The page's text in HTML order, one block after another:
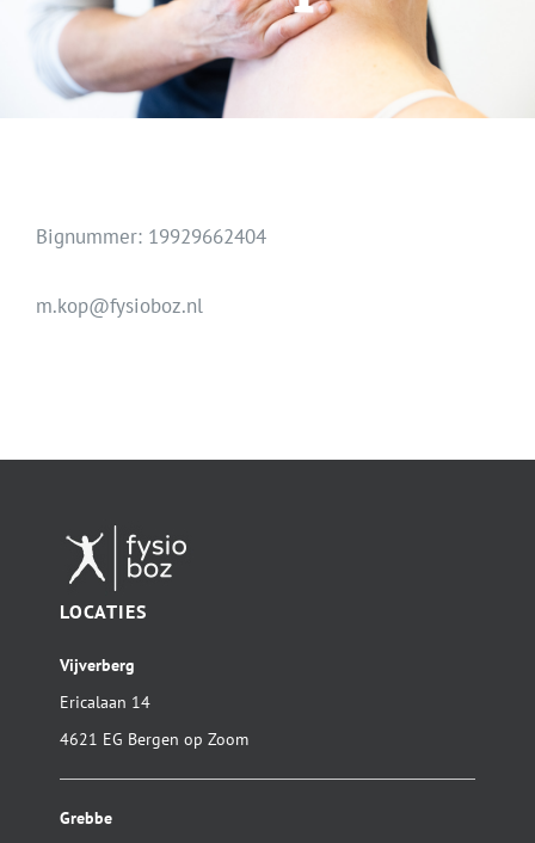
Nieuws
Bignummer: 19929662404
m.kop@fysioboz.nl
LOCATIES
Vijverberg
Ericalaan 14
4621 EG Bergen op Zoom
Grebbe